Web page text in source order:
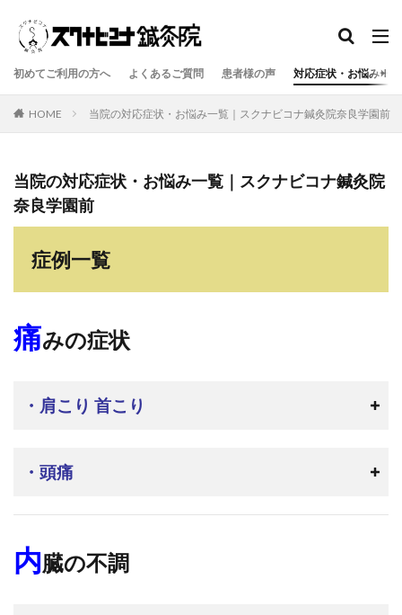
初めてご利用の方へ よくあるご質問 患者様の声 対応症状・お悩み一覧
HOME 当院の対応症状・お悩み一覧｜スクナビコナ鍼灸院奈良学園前
当院の対応症状・お悩み一覧｜スクナビコナ鍼灸院
奈良学園前
症例一覧
痛みの症状
・肩こり 首こり
・頭痛
内臓の不調